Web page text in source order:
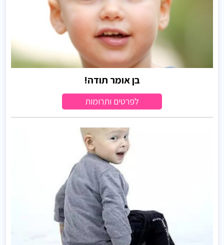
בן אומר תודה!
לפרטים ותרומות